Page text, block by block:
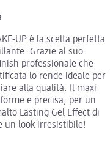
UP è la scelta perfetta
Grazie al suo
professionale che
lo rende ideale per
alla qualità. Il maxi
e precisa, per un
Lasting Gel Effect di
un look irresistibile!